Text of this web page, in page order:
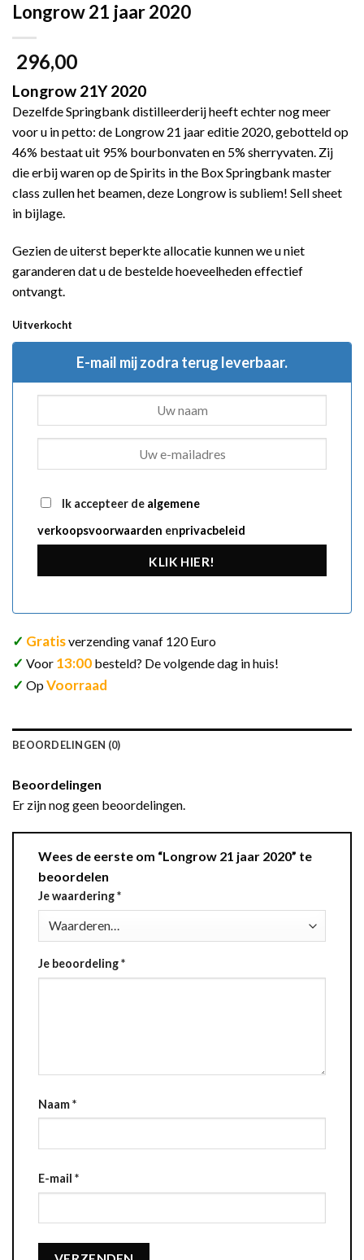
Longrow 21 jaar 2020
296,00
Longrow 21Y 2020
Dezelfde Springbank distilleerderij heeft echter nog meer
voor u in petto: de Longrow 21 jaar editie 2020, gebotteld op
46% bestaat uit 95% bourbonvaten en 5% sherryvaten. Zij
die erbij waren op de Spirits in the Box Springbank master
class zullen het beamen, deze Longrow is subliem! Sell sheet
in bijlage.
Gezien de uiterst beperkte allocatie kunnen we u niet
garanderen dat u de bestelde hoeveelheden effectief
ontvangt.
Uitverkocht
E-mail mij zodra terug leverbaar.
Ik accepteer de algemene
verkoopsvoorwaarden enprivacbeleid
KLIK HIER!
✓ Gratisverzending vanaf 120 Euro
✓ Voor 13:00 besteld? De volgende dag in huis!
✓ OpVoorraad
BEOORDELINGEN (0)
Beoordelingen
Er zijn nog geen beoordelingen.
Wees de eerste om “Longrow 21 jaar 2020” te
beoordelen
Je waardering*
Je beoordeling*
Naam*
E-mail *